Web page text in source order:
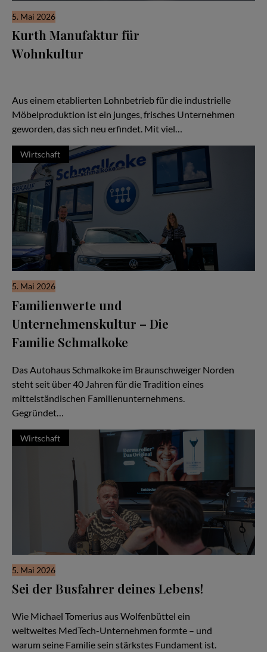
5. Mai 2026
Kurth Manufaktur für
Wohnkultur
Aus einem etablierten Lohnbetrieb für die industrielle
Möbelproduktion ist ein junges, frisches Unternehmen
geworden, das sich neu erfindet. Mit viel…
Wirtschaft
5. Mai 2026
Familienwerte und
Unternehmenskultur – Die
Familie Schmalkoke
Das Autohaus Schmalkoke im Braunschweiger Norden
steht seit über 40 Jahren für die Tradition eines
mittelständischen Familienunternehmens.
Gegründet…
Wirtschaft
5. Mai 2026
Sei der Busfahrer deines Lebens!
Wie Michael Tomerius aus Wolfenbüttel ein
weltweites MedTech-Unternehmen formte – und
warum seine Familie sein stärkstes Fundament ist.